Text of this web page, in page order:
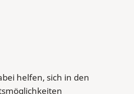
helfen, sich in den